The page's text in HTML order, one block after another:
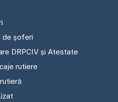
de șoferi
DRPCIV și Atestate
rutiere